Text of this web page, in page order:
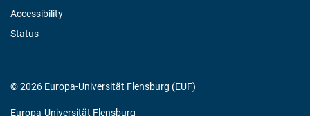
Accessibility
Status
© 2026 Europa-Universität Flensburg (EUF)
Europa-Universität Flensburg